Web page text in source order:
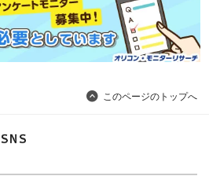
このページのトップへ